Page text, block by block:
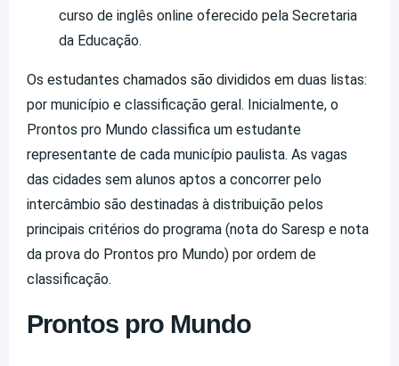
curso de inglês online oferecido pela Secretaria
da Educação.
Os estudantes chamados são divididos em duas listas:
por município e classificação geral. Inicialmente, o
Prontos pro Mundo classifica um estudante
representante de cada município paulista. As vagas
das cidades sem alunos aptos a concorrer pelo
intercâmbio são destinadas à distribuição pelos
principais critérios do programa (nota do Saresp e nota
da prova do Prontos pro Mundo) por ordem de
classificação.
Prontos pro Mundo